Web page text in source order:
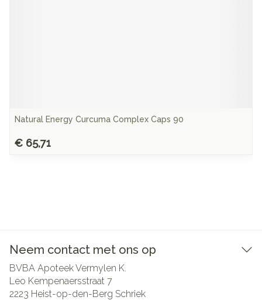
Natural Energy Curcuma Complex Caps 90
€ 65,71
Neem contact met ons op
BVBA Apoteek Vermylen K.
Leo Kempenaersstraat 7
2223 Heist-op-den-Berg Schriek